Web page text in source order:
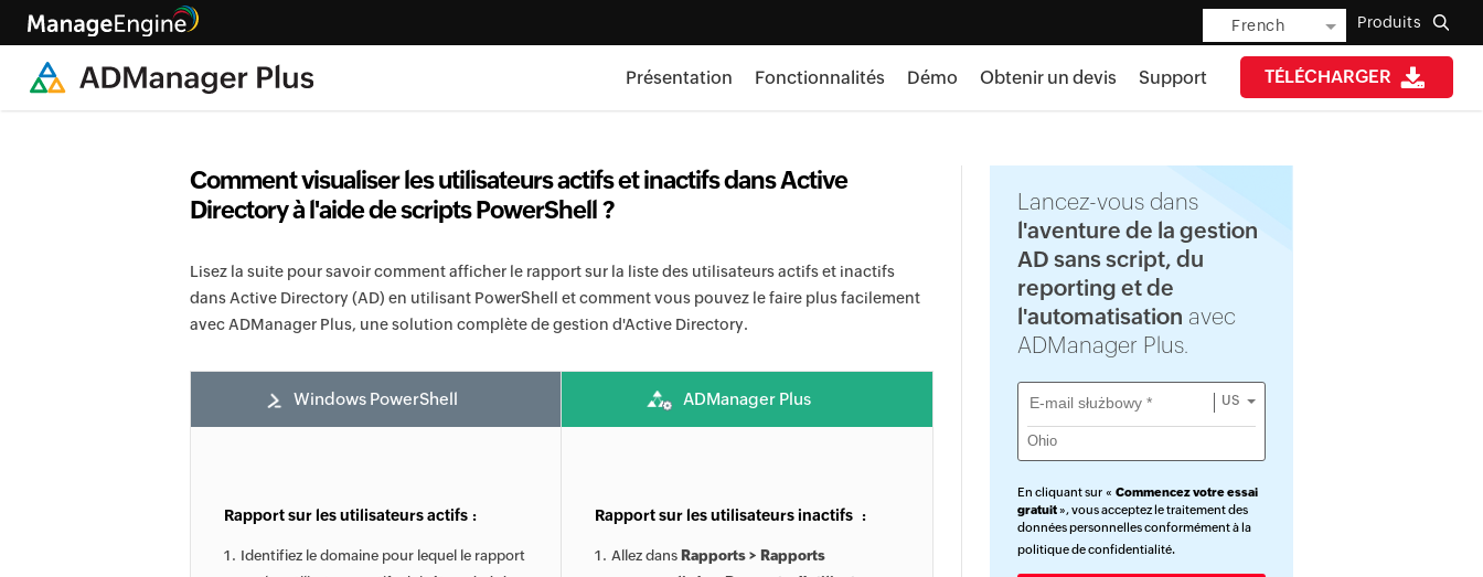
French Produits
TÉLÉCHARGER
Présentation Fonctionnalités Démo Obtenir un devis Support
Comment visualiser les utilisateurs actifs et inactifs dans Active
Directory à l'aide de scripts PowerShell ?
Lisez la suite pour savoir comment afficher le rapport sur la liste des utilisateurs actifs et inactifs
dans Active Directory (AD) en utilisant PowerShell et comment vous pouvez le faire plus facilement
avec ADManager Plus, une solution complète de gestion d'Active Directory.
Windows PowerShell
Rapport sur les utilisateurs actifs :
Identifiez le domaine pour lequel le rapport
ADManager Plus
Rapport sur les utilisateurs inactifs :
Allez dans Rapports > Rapports
Lancez-vous dans
l'aventure de la gestion
AD sans script, du
reporting et de
l'automatisation avec
ADManager Plus.
US
En cliquant sur « Commencez votre essai
gratuit», vous acceptez le traitement des
données personnelles conformément à la
politique de confidentialité.